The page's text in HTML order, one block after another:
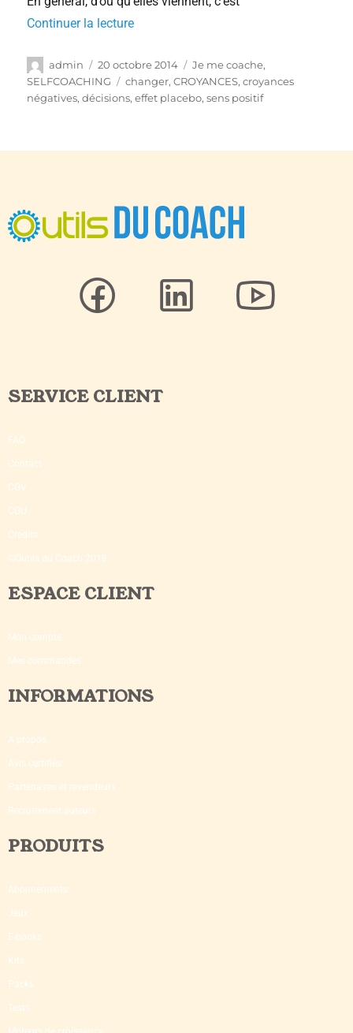
Continuer la lecture
admin 20 octobre 2014 Je me coache,
SELFCOACHING
changer,CROYANCES,croyances
négatives,décisions,effet placebo,sens positif
SERVICE CLIENT
FAQ
Contact
CGV
CGU
Crédits
©Outils du Coach 2018
ESPACE CLIENT
Mon compte
Mes commandes
INFORMATIONS
A propos
Avis certifiés
Partenaires et revendeurs
Recrutement auteurs
PRODUITS
Abonnements
Jeux
E-books
Kits
Packs
Tests